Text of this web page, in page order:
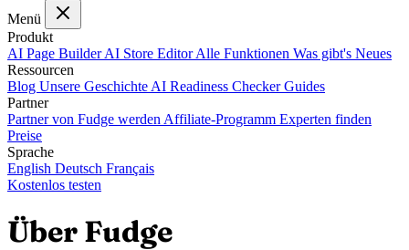
Menü
Produkt
AI Page BuilderAI Store EditorAlle Funktionen Was gibt's Neues
Ressourcen
Blog Unsere Geschichte AI Readiness CheckerGuides
Partner
Partner von Fudge werden Affiliate-Programm Experten finden
Preise
Sprache
English Deutsch Français
Kostenlos testen
Über Fudge